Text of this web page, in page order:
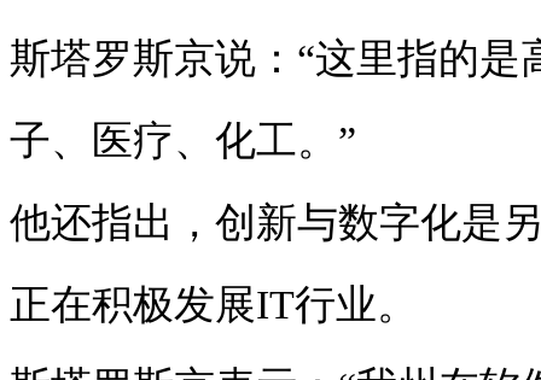
斯塔罗斯京说：“这里指的
子、医疗、化工。”
他还指出，创新与数字化是
正在积极发展IT行业。